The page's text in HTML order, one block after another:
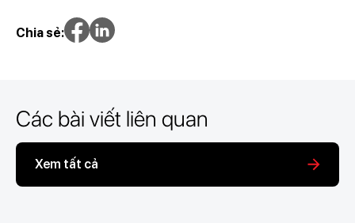
Chia sẻ:
Các bài viết liên quan
Xem tất cả